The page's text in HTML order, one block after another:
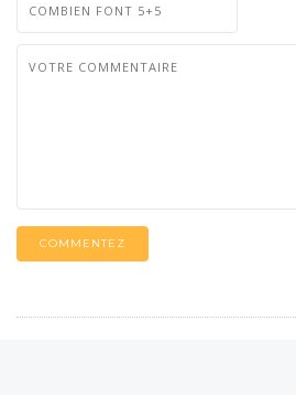
COMMENTEZ